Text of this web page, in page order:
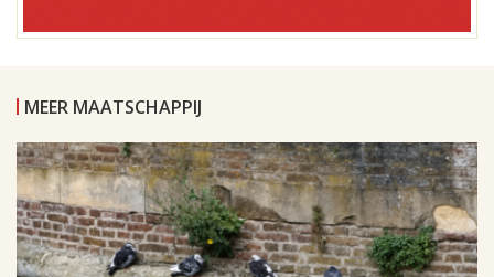
MEER MAATSCHAPPIJ